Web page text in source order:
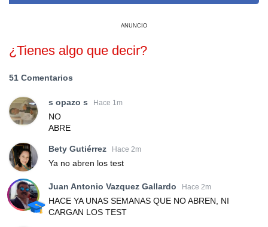
ANUNCIO
¿Tienes algo que decir?
51 Comentarios
s opazo s Hace 1m
NO
ABRE
Bety Gutiérrez Hace 2m
Ya no abren los test
Juan Antonio Vazquez Gallardo Hace 2m
HACE YA UNAS SEMANAS QUE NO ABREN, NI
CARGAN LOS TEST